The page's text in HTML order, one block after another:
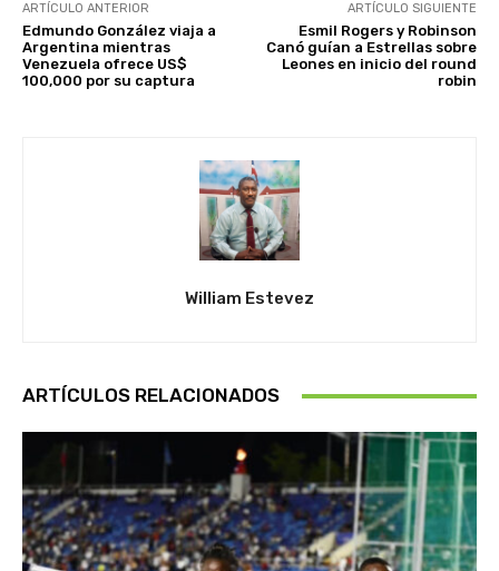
ARTÍCULO ANTERIOR
Edmundo González viaja a
Argentina mientras
Venezuela ofrece US$
100,000 por su captura
ARTÍCULO SIGUIENTE
Esmil Rogers y Robinson
Canó guían a Estrellas sobre
Leones en inicio del round
robin
William Estevez
ARTÍCULOS RELACIONADOS